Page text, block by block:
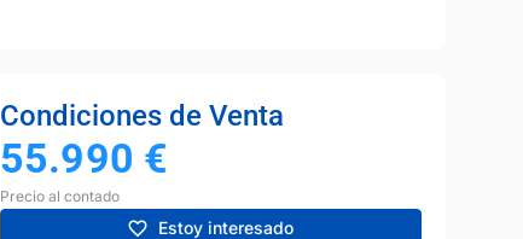
Condiciones de Venta
55.990 €
Precio al contado
Estoy interesado